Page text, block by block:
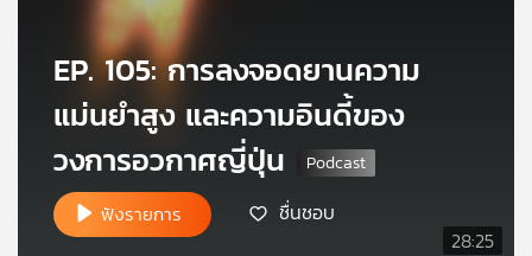
28:25
EP. 105: การลงจอดยานความ
แม่นยำสูง และความอินดี้ของ
วงการอวกาศญี่ปุ่น
ฟังรายการ ชื่นชอบ